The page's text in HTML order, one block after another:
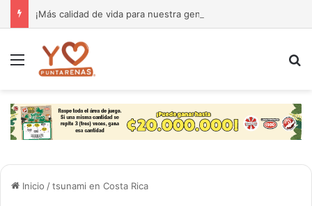
Menú
Inicio /tsunami en Costa Rica